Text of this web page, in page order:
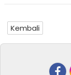
Kembali